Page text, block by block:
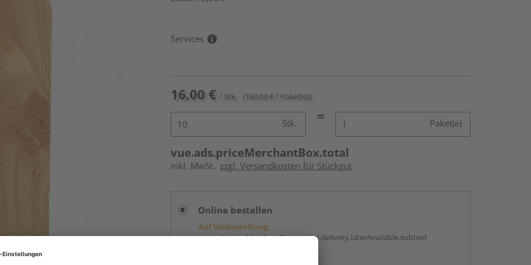
Services
16,00 € / Stk. (160,00 € / Paket(e))
Stk. Paket(e)
vue.ads.priceMerchantBox.total
inkl. MwSt. zzgl. Versandkosten für Stückgut
Online bestellen
Auf Vorbestellung:
vue.ads.priceMerchantBox.option.delivery.laterAvailable.subtext